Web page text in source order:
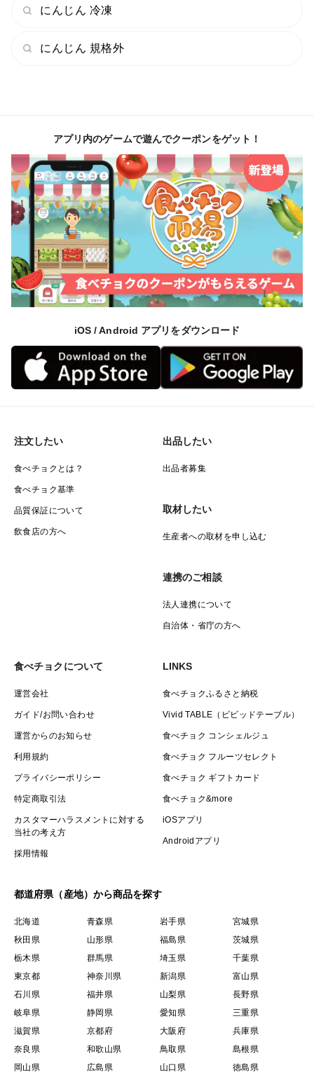
にんじん 冷凍
にんじん 規格外
アプリ内のゲームで遊んでクーポンをゲット！
iOS / Android アプリをダウンロード
注文したい
食べチョクとは？
食べチョク基準
品質保証について
飲食店の方へ
出品したい
出品者募集
取材したい
生産者への取材を申し込む
連携のご相談
法人連携について
自治体・省庁の方へ
食べチョクについて
運営会社
ガイド/お問い合わせ
運営からのお知らせ
利用規約
プライバシーポリシー
特定商取引法
カスタマーハラスメントに対する
当社の考え方
採用情報
LINKS
食べチョクふるさと納税
Vivid TABLE（ビビッドテーブル）
食べチョク コンシェルジュ
食べチョク フルーツセレクト
食べチョク ギフトカード
食べチョク&more
iOSアプリ
Androidアプリ
都道府県（産地）から商品を探す
北海道 青森県 岩手県
宮城県
秋田県
山形県 福島県
茨城県
栃木県
群馬県 埼玉県
千葉県
東京都
神奈川県 新潟県
富山県
石川県
福井県 山梨県
長野県
岐阜県
静岡県 愛知県
三重県
滋賀県
京都府 大阪府
兵庫県
奈良県
和歌山県 鳥取県
島根県
岡山県
広島県 山口県 徳島県